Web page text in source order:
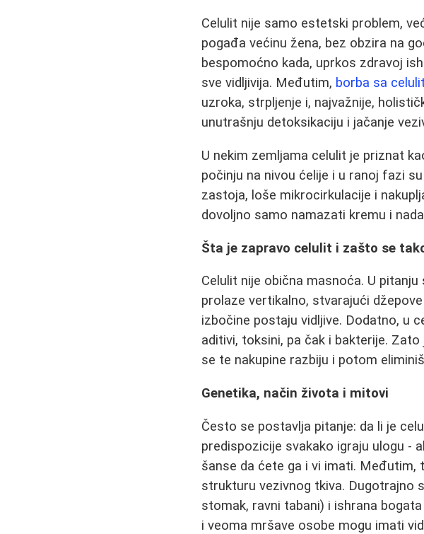
Celulit nije samo estetski problem,
pogađa većinu žena, bez obzira na
bespomoćno kada, uprkos zdravoj
sve vidljivija. Međutim, borba sa
uzroka, strpljenje i, najvažnije,
unutrašnju detoksikaciju i jačanje
U nekim zemljama celulit je priznat
počinju na nivou ćelije i u ranoj fazi
zastoja, loše mikrocirkulacije i
dovoljno samo namazati kremu i
Šta je zapravo celulit i zašto se
Celulit nije obična masnoća. U
prolaze vertikalno, stvarajući
izbočine postaju vidljive. Dodatno, u
aditivi, toksini, pa čak i bakterije. Zato
se te nakupine razbiju i potom
Genetika, način života i mitovi
Često se postavlja pitanje: da li je
predispozicije svakako igraju ulogu -
šanse da ćete ga i vi imati. Međutim,
strukturu vezivnog tkiva. Dugotrajno
stomak, ravni tabani) i ishrana
i veoma mršave osobe mogu imati